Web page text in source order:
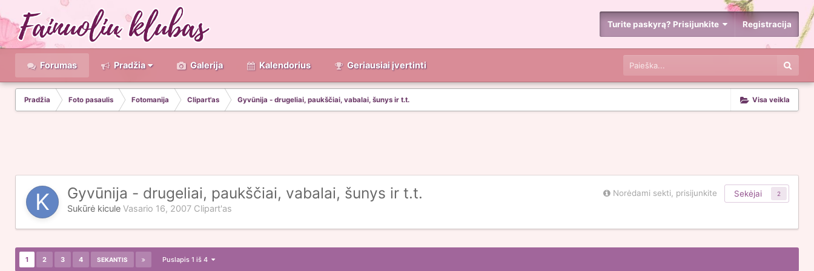
Turite paskyrą? Prisijunkite Registracija
Forumas Pradžia Galerija Kalendorius Geriausiai įvertinti
Visa veikla
Pradžia Foto pasaulis Fotomanija Clipart'as Gyvūnija - drugeliai, paukščiai, vabalai, šunys ir t.t.
Norėdami sekti, prisijunkite Sekėjai 2
Gyvūnija - drugeliai, paukščiai, vabalai, šunys ir t.t.
Sukūrė kicule Vasario 16, 2007 Clipart'as
1 2 3 4 SEKANTIS Puslapis 1 iš 4